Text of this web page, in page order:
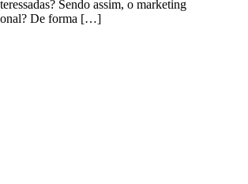
Sendo assim, o marketing
De forma […]